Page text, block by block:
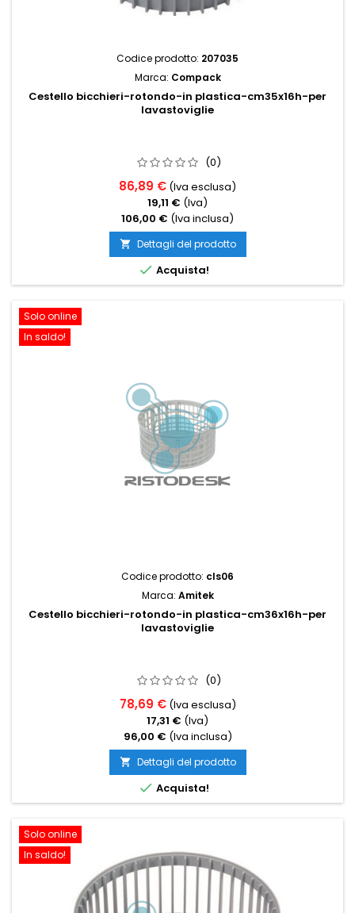
Codice prodotto: 207035
Marca: Compack
Cestello bicchieri-rotondo-in plastica-cm35x16h-per
lavastoviglie
(0)
86,89 € (Iva esclusa)
19,11 € (Iva)
106,00 € (Iva inclusa)
 Dettagli del prodotto
 Acquista!
Solo online
In saldo!
Codice prodotto: cls06
Marca: Amitek
Cestello bicchieri-rotondo-in plastica-cm36x16h-per
lavastoviglie
(0)
78,69 € (Iva esclusa)
17,31 € (Iva)
96,00 € (Iva inclusa)
 Dettagli del prodotto
 Acquista!
Solo online
In saldo!